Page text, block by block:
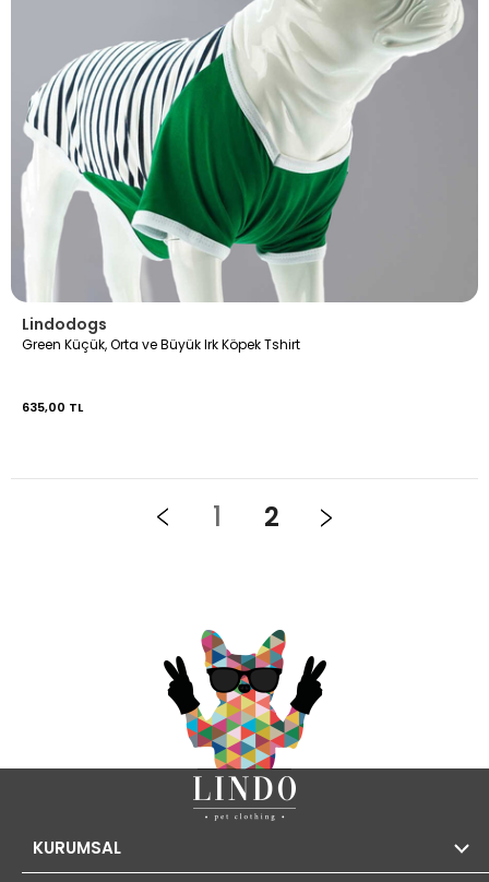
Lindodogs
Green Küçük, Orta ve Büyük Irk Köpek Tshirt
635,00 TL
1 2
KURUMSAL